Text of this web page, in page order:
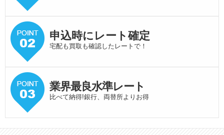
申込時にレート確定
宅配も買取も確認したレートで！
業界最良水準レート
比べて納得!銀行、両替所よりお得